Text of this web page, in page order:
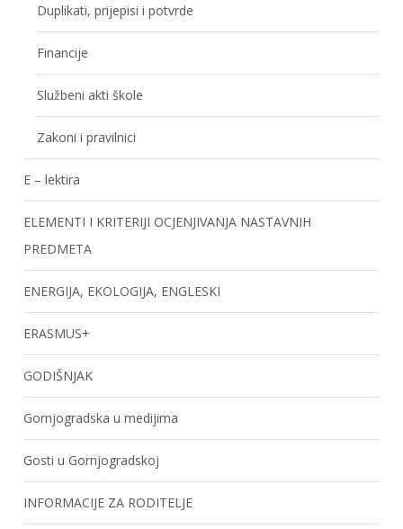
Duplikati, prijepisi i potvrde
Financije
Službeni akti škole
Zakoni i pravilnici
E – lektira
ELEMENTI I KRITERIJI OCJENJIVANJA NASTAVNIH
PREDMETA
ENERGIJA, EKOLOGIJA, ENGLESKI
ERASMUS+
GODIŠNJAK
Gornjogradska u medijima
Gosti u Gornjogradskoj
INFORMACIJE ZA RODITELJE